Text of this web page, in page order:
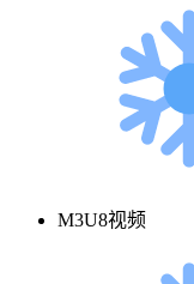
M3U8视频